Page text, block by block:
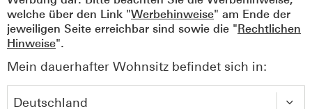
welche über den Link "Werbehinweise" am Ende der
jeweiligen Seite erreichbar sind sowie die "Rechtlichen
Hinweise".
Mein dauerhafter Wohnsitz befindet sich in: